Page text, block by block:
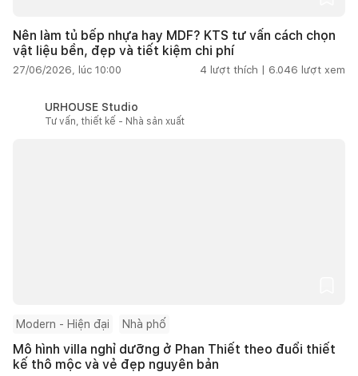
Nên làm tủ bếp nhựa hay MDF? KTS tư vấn cách chọn
vật liệu bền, đẹp và tiết kiệm chi phí
27/06/2026, lúc 10:00 4 lượt thích | 6.046 lượt xem
URHOUSE Studio
Tư vấn, thiết kế - Nhà sản xuất
Modern - Hiện đại Nhà phố
Mô hình villa nghỉ dưỡng ở Phan Thiết theo đuổi thiết
kế thô mộc và vẻ đẹp nguyên bản